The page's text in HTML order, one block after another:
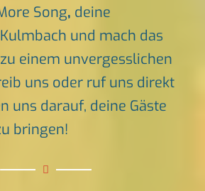
Song, deine
und mach das
einem unvergesslichen
uns oder ruf uns direkt
uns darauf, deine Gäste
bringen!